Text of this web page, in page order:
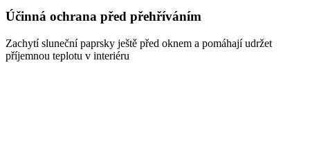
Účinná ochrana před přehříváním
Zachytí sluneční paprsky ještě před oknem a pomáhají udržet
příjemnou teplotu v interiéru